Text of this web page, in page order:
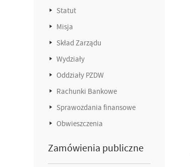
Statut
Misja
Skład Zarządu
Wydziały
Oddziały PZDW
Rachunki Bankowe
Sprawozdania finansowe
Obwieszczenia
Zamówienia publiczne